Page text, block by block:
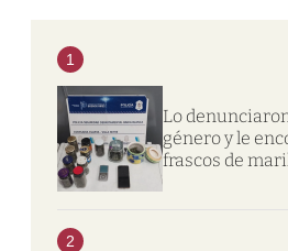
1
Lo
género y le
frascos de
2